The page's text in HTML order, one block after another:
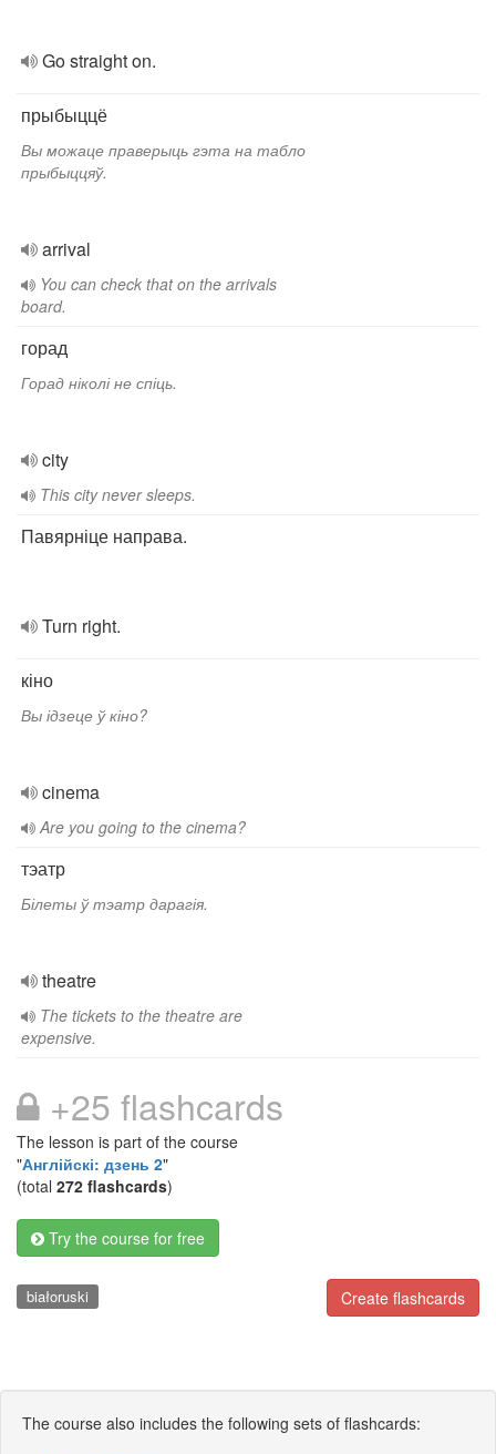
Go straight on.
прыбыццё
Вы можаце праверыць гэта на табло
прыбыццяў.
arrival
You can check that on the arrivals
board.
горад
Горад ніколі не спіць.
city
This city never sleeps.
Павярніце направа.
Turn right.
кіно
Вы ідзеце ў кіно?
cinema
Are you going to the cinema?
тэатр
Білеты ў тэатр дарагія.
theatre
The tickets to the theatre are
expensive.
+25 flashcards
The lesson is part of the course
"Англійскі: дзень 2"
(total 272 flashcards)
Try the course for free
Create flashcards
białoruski
The course also includes the following sets of flashcards: